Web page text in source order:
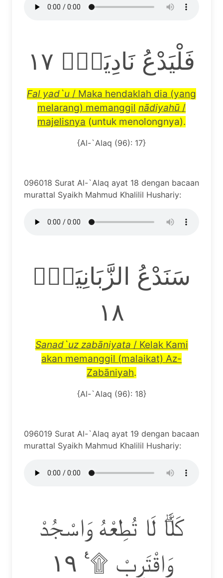
فَلْيَدْعُ نَادِيَهٗۙ ١٧
Fal yad`u / Maka hendaklah dia (yang
melarang) memanggil nādiyahū /
majelisnya (untuk menolongnya).
{Al-`Alaq (96): 17}
096018 Surat Al-`Alaq ayat 18 dengan bacaan
murattal Syaikh Mahmud Khalilil Hushariy:
سَنَدْعُ الزَّبَانِيَةَۙ
١٨
Sanad`uz zabāniyata / Kelak Kami
akan memanggil (malaikat) Az-
Zabāniyah.
{Al-`Alaq (96): 18}
096019 Surat Al-`Alaq ayat 19 dengan bacaan
murattal Syaikh Mahmud Khalilil Hushariy:
كَلَّاۗ لَا تُطِعْهُ وَاسْجُدْ
وَاقْتَرِبْ ۩ ࣖ ١٩